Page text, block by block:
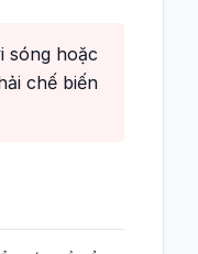
sóng hoặc
chế biến